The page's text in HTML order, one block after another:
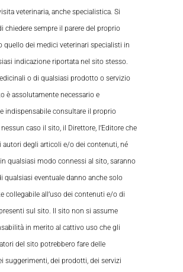
veterinaria, anche specialistica. Si
chiedere sempre il parere del proprio
quello dei medici veterinari specialisti in
indicazione riportata nel sito stesso.
o di qualsiasi prodotto o servizio
è assolutamente necessario e
indispensabile consultare il proprio
caso il sito, il Direttore, l’Editore che
autori degli articoli e/o dei contenuti, né
qualsiasi modo connessi al sito, saranno
qualsiasi eventuale danno anche solo
collegabile all’uso dei contenuti e/o di
sul sito. Il sito non si assume
in merito al cattivo uso che gli
del sito potrebbero fare delle
suggerimenti, dei prodotti, dei servizi